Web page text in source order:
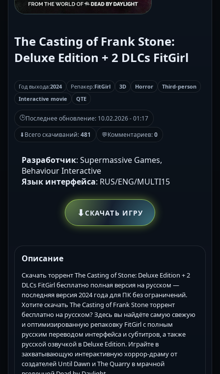
The Casting of Frank Stone:
Deluxe Edition + 2 DLCs FitGirl
Год выхода:2024 Репакер:FitGirl 3D Horror
Third-person
Interactive movie
QTE
🕒Последнее обновление: 10.02.2026 - 01:17
⬇Всего скачиваний:481 💬Комментариев:0
Разработчик: Supermassive Games,
Behaviour Interactive
Язык интерфейса: RUS/ENG/MULTI15
⬇СКАЧАТЬ ИГРУ
Описание
Скачать торрент The Casting of Stone: Deluxe Edition + 2
DLCs FitGirl бесплатно полная версия на русском —
последняя версия 2024 года для ПК без ограничений.
Хотите скачать The Casting of Frank Stone торрент
бесплатно на русском? Здесь вы найдёте самую свежую
и оптимизированную репаковку FitGirl с полным
русским переводом интерфейса и субтитров, а также
русской озвучкой в Deluxe Edition. Играйте в
захватывающую интерактивную хоррор-драму от
создателей Until Dawn и The Quarry в мрачной